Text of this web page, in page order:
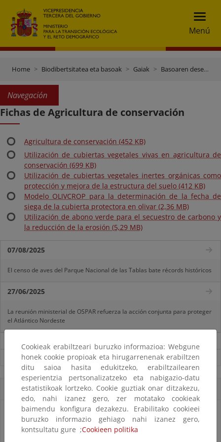
Menú
Home Biodibertsitatea eta basoak Gaiak Basoaren desertifikazioa eta berriztapena
Navegación
Fichas de Agricultura de conservación
Agricultura de conservación (452 KB)
Utilización de cubiertas vegetales vivas en agricultura de
conservación (699 KB)
Utilización de cubiertas vegetales inertes orgánicas como
protección y mejora de la estructura del suelo (412 KB)
Modelo OLIVCROP para la determinación de la fecha de
siega de la cubierta protectora en olivar (2,36 MB)
Utilización de abono verde para el secuestro de carbono y
la reducción de la erosión (5,29 MB)
07/08/2025
El censo de aves del Parque Nacional de las Tablas bate récords históricos
27/06/2025
La reunión ministerial de OSPAR refuerza la acción conjunta para proteger
el Atlántico Nordeste
Ver todas las noticias
Accesos directos
Cookieak erabiltzeari buruzko informazioa: Webgune
honek cookie propioak eta hirugarrenenak erabiltzen
ditu saioa hasita edukitzeko, erabiltzailearen
esperientzia pertsonalizatzeko eta nabigazio-datu
estatistikoak lortzeko. Cookie guztiak onar ditzakezu,
edo, nahi izanez gero, zer motatako cookieak
baimendu konfigura dezakezu. Erabilitako cookieei
buruzko informazio gehiago nahi izanez gero,
kontsultatu gure ;Cookieen politika